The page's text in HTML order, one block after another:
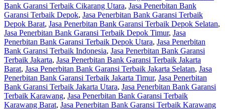
Bank Garansi Terbaik Cikarang Utara, Jasa Penerbitan Bank
Garansi Terbaik Depok, Jasa Penerbitan Bank Garansi Terbaik
Depok Barat, Jasa Penerbitan Bank Garansi Terbaik Depok Selatan,
Jasa Penerbitan Bank Garansi Terbaik Depok Timur, Jasa
Penerbitan Bank Garansi Terbaik Depok Utara, Jasa Penerbitan
Bank Garansi Terbaik Indonesia, Jasa Penerbitan Bank Garansi
Terbaik Jakarta, Jasa Penerbitan Bank Garansi Terbaik Jakarta
Barat, Jasa Penerbitan Bank Garansi Terbaik Jakarta Selatan, Jasa
Penerbitan Bank Garansi Terbaik Jakarta Timur, Jasa Penerbitan
Bank Garansi Terbaik Jakarta Utara, Jasa Penerbitan Bank Garansi
Terbaik Karawang, Jasa Penerbitan Bank Garansi Terbaik
Karawang Barat, Jasa Penerbitan Bank Garansi Terbaik Karawang